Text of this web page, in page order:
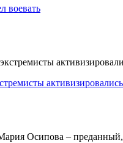
воевать